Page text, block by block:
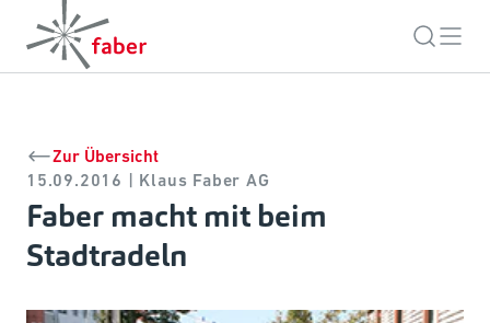
Zur Übersicht
15.09.2016 | Klaus Faber AG
Faber macht mit beim
Stadtradeln